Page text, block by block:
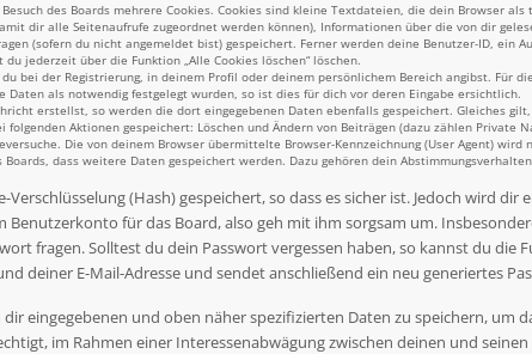
des Boards mehrere Cookies. Cookies sind kleine Textdateien, die dein Browser
dir alle Seitenaufrufe zugeordnet werden können), Informationen über die von dir
(sofern du nicht angemeldet bist) gespeichert. Ferner werden deine Benutzer-ID, ein
jederzeit über die Funktion „Alle Cookies löschen“ löschen.
bei der Registrierung, in deinem Profil oder deinem persönlichem Bereich angibst. Für
Daten als notwendig festgelegt wurden, so ist dies für dich vor deren Eingabe ersichtlich.
erstellst, so werden die dort eingegebenen Daten ebenfalls gespeichert. Gleiches
Aktionen gespeichert: Löschen und Ändern von Beiträgen (dazu zählen
Die von deinem Browser übermittelte Browser-Kennzeichnung (User Agent)
dass weitere Daten gespeichert werden. Dazu gehören dein
(Hash) gespeichert, so dass es sicher ist. Jedoch wird
Benutzerkonto für das Board, also geh mit ihm sorgsam um.
fragen. Solltest du dein Passwort vergessen haben, so kannst du die
deiner E-Mail-Adresse und sendet anschließend ein neu generiertes
eingegebenen und oben näher spezifizierten Daten zu speichern, um
im Rahmen einer Interessenabwägung zwischen deinen und